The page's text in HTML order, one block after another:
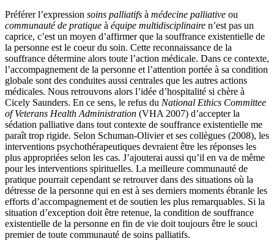
Préférer l’expression soins palliatifs à médecine palliative ou
communauté de pratique à équipe multidisciplinaire n’est pas un
caprice, c’est un moyen d’affirmer que la souffrance existentielle de
la personne est le coeur du soin. Cette reconnaissance de la
souffrance détermine alors toute l’action médicale. Dans ce contexte,
l’accompagnement de la personne et l’attention portée à sa condition
globale sont des conduites aussi centrales que les autres actions
médicales. Nous retrouvons alors l’idée d’hospitalité si chère à
Cicely Saunders. En ce sens, le refus du National Ethics Committee
of Veterans Health Administration (VHA 2007) d’accepter la
sédation palliative dans tout contexte de souffrance existentielle me
paraît trop rigide. Selon Schuman-Olivier et ses collègues (2008), les
interventions psychothérapeutiques devraient être les réponses les
plus appropriées selon les cas. J’ajouterai aussi qu’il en va de même
pour les interventions spirituelles. La meilleure communauté de
pratique pourrait cependant se retrouver dans des situations où la
détresse de la personne qui en est à ses derniers moments ébranle les
efforts d’accompagnement et de soutien les plus remarquables. Si la
situation d’exception doit être retenue, la condition de souffrance
existentielle de la personne en fin de vie doit toujours être le souci
premier de toute communauté de soins palliatifs.